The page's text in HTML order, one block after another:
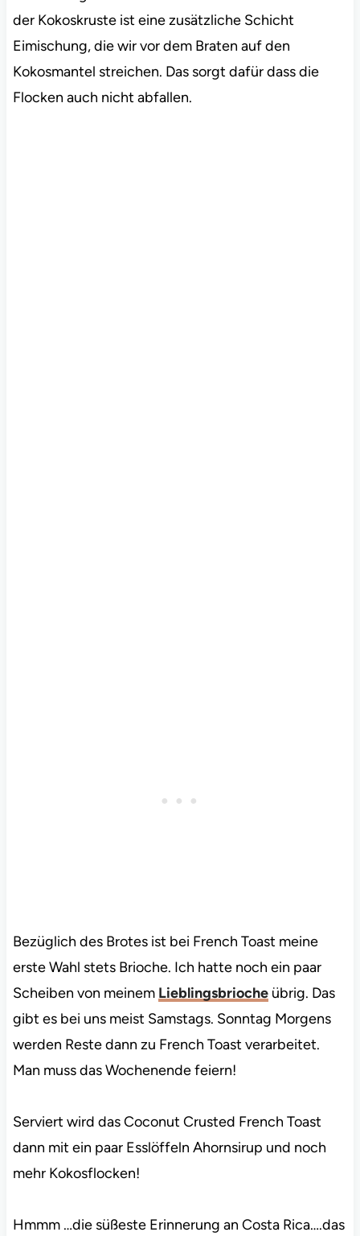
der Kokoskruste ist eine zusätzliche Schicht
Eimischung, die wir vor dem Braten auf den
Kokosmantel streichen. Das sorgt dafür dass die
Flocken auch nicht abfallen.
Bezüglich des Brotes ist bei French Toast meine
erste Wahl stets Brioche. Ich hatte noch ein paar
Scheiben von meinem Lieblingsbriocheübrig. Das
gibt es bei uns meist Samstags. Sonntag Morgens
werden Reste dann zu French Toast verarbeitet.
Man muss das Wochenende feiern!
Serviert wird das Coconut Crusted French Toast
dann mit ein paar Esslöffeln Ahornsirup und noch
mehr Kokosflocken!
Hmmm …die süßeste Erinnerung an Costa Rica….das